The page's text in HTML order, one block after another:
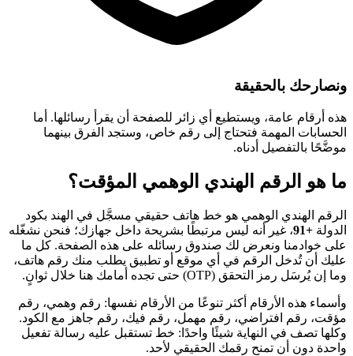
ونصارحك بالحقيقة
هذه أرقام عامة، ويستطيع أي زائر للصفحة أن يقرأ رسائلها. أما
الحسابات المهمة فتحتاج إلى رقم خاص، وستجد الفرق بينهما
موضَّحًا بالتفصيل أدناه.
ما هو الرقم الهندي الوهمي المؤقت؟
الرقم الهندي الوهمي هو خط هاتف حقيقي مسجَّل في الهند بكود
الدولة +91
، غير أنه ليس مرتبطًا بشريحة داخل جهازك؛ فنحن نشغّله
على خوادمنا ونعرض لك صندوق رسائله على هذه الصفحة. كل ما
عليك أن تُدخل الرقم في أي موقع أو تطبيق يطلب منك رقم هاتف،
وما إن يُرسَل رمز التحقق (OTP) حتى تجده أمامك هنا خلال ثوانٍ.
وأسماء هذه الأرقام أكثر تنوعًا من الأرقام نفسها: رقم وهمي، رقم
مؤقت، رقم افتراضي، رقم مهمل، رقم فيك، رقم جاهز مع الكود.
وكلها تصف في النهاية شيئًا واحدًا: خط تستقبل عليه رسالة تفعيل
واحدة دون أن تمنح رقمك الحقيقي لأحد.